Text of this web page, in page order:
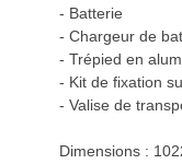
- Batterie
- Chargeur de
- Trépied en
- Kit de fixation
- Valise de
Dimensions :